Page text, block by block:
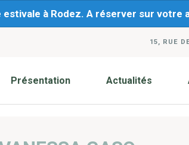
à Rodez. A réserver sur votre
15, RUE
Présentation Actualités